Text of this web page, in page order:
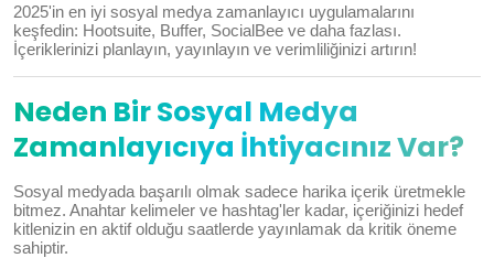
2025'in en iyi sosyal medya zamanlayıcı uygulamalarını
keşfedin: Hootsuite, Buffer, SocialBee ve daha fazlası.
İçeriklerinizi planlayın, yayınlayın ve verimliliğinizi artırın!
Neden Bir Sosyal Medya
Zamanlayıcıya İhtiyacınız Var?
Sosyal medyada başarılı olmak sadece harika içerik üretmekle
bitmez. Anahtar kelimeler ve hashtag'ler kadar, içeriğinizi hedef
kitlenizin en aktif olduğu saatlerde yayınlamak da kritik öneme
sahiptir.